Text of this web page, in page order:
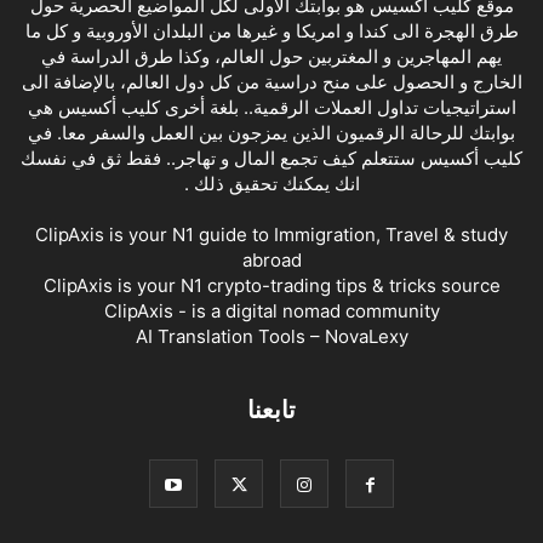
موقع كليب اكسيس هو بوابتك الاولى لكل المواضيع الحصرية حول
طرق الهجرة الى كندا و امريكا و غيرها من البلدان الأوروبية و كل ما
يهم المهاجرين و المغتربين حول العالم، وكذا طرق الدراسة في
الخارج و الحصول على منح دراسية من كل دول العالم، بالإضافة الى
استراتيجيات تداول العملات الرقمية.. بلغة أخرى كليب أكسيس هي
بوابتك للرحالة الرقميون الذين يمزجون بين العمل والسفر معا. في
كليب أكسيس ستتعلم كيف تجمع المال و تهاجر.. فقط ثق في نفسك
انك يمكنك تحقيق ذلك .
ClipAxis is your N1 guide to Immigration, Travel & study
abroad
ClipAxis is your N1 crypto-trading tips & tricks source
ClipAxis - is a digital nomad community
AI Translation Tools – NovaLexy
تابعنا